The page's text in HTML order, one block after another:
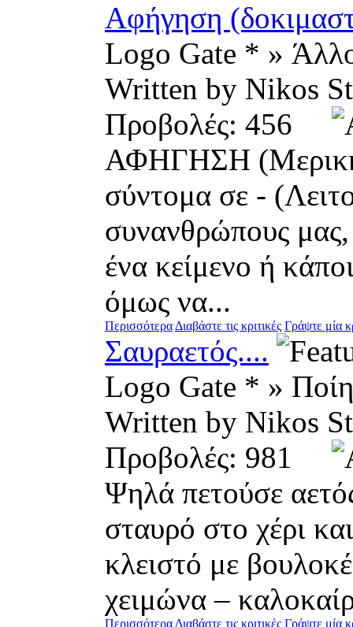
Αφήγηση
Logo Gate * »
Written by Nikos
Προβολές: 456
ΑΦΗΓΗΣΗ (Μερική)
σύντομα σε -
συνανθρώπους
ένα κείμενο ή
όμως να...
Περισσότερα Διαβάστε τις κριτικές Γράψτε μία
Σαυραετός....
Logo Gate * »
Written by Nikos
Προβολές: 981
Ψηλά πετούσε
σταυρό στο χέρι
κλειστό με
χειμώνα –
Περισσότερα Διαβάστε τις κριτικές Γράψτε μία